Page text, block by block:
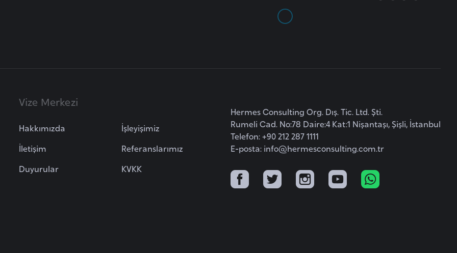
Vize Merkezi
Hakkımızda
İletişim
Duyurular
İşleyişimiz
Referanslarımız
KVKK
Hermes Consulting Org. Dış. Tic. Ltd. Şti.
Rumeli Cad. No:78 Daire:4 Kat:1 Nişantaşı, Şişli, İstanbul
Telefon: +90 212 287 1111
E-posta: info@hermesconsulting.com.tr